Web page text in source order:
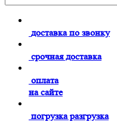
доставка по звонку
срочная доставка
оплата
на сайте
погрузка разгрузка